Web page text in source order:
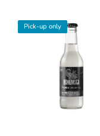
Pick-up only